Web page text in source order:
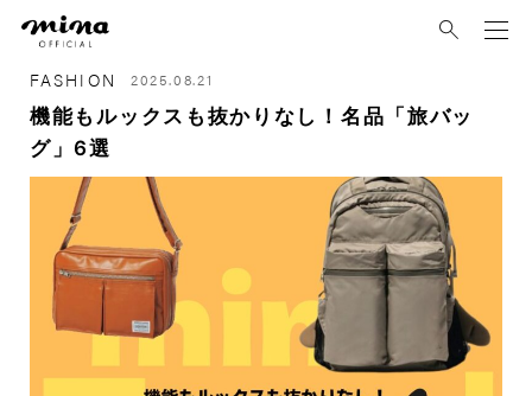
FASHION 2025.08.21
機能もルックスも抜かりなし！名品「旅バッ
グ」6選